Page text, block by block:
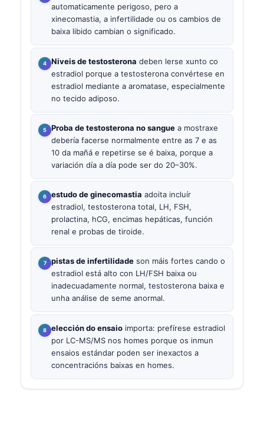
automaticamente perigoso, pero a
xinecomastia, a infertilidade ou os cambios de
baixa libido cambian o significado.
Niveis de testosterona deben lerse xunto co
estradiol porque a testosterona convértese en
estradiol mediante a aromatase, especialmente
no tecido adiposo.
Proba de testosterona no sangue a mostraxe
debería facerse normalmente entre as 7 e as
10 da mañá e repetirse se é baixa, porque a
variación día a día pode ser do 20–30%.
estudo de ginecomastia adoita incluír
estradiol, testosterona total, LH, FSH,
prolactina, hCG, encimas hepáticas, función
renal e probas de tiroide.
pistas de infertilidade son máis fortes cando o
estradiol está alto con LH/FSH baixa ou
inadecuadamente normal, testosterona baixa e
unha análise de seme anormal.
elección do ensaio importa: prefírese estradiol
por LC-MS/MS nos homes porque os inmun
ensaios estándar poden ser inexactos a
concentracións baixas en homes.